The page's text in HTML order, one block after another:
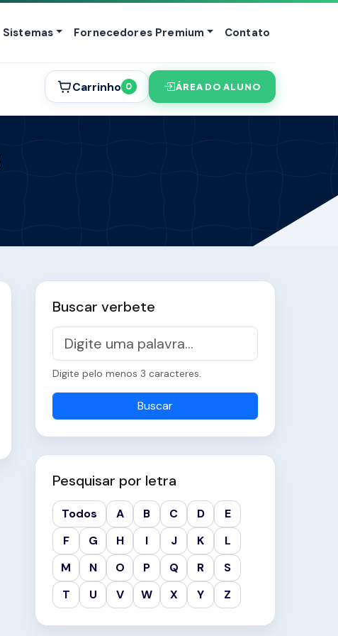
Sistemas Fornecedores Premium Contato
Carrinho 0 ÁREA DO ALUNO
Buscar verbete
Digite pelo menos 3 caracteres.
Buscar
Pesquisar por letra
Todos A B C D
E
F
G H I J K
L
M
N O P Q R
S
T
U V W X Y Z